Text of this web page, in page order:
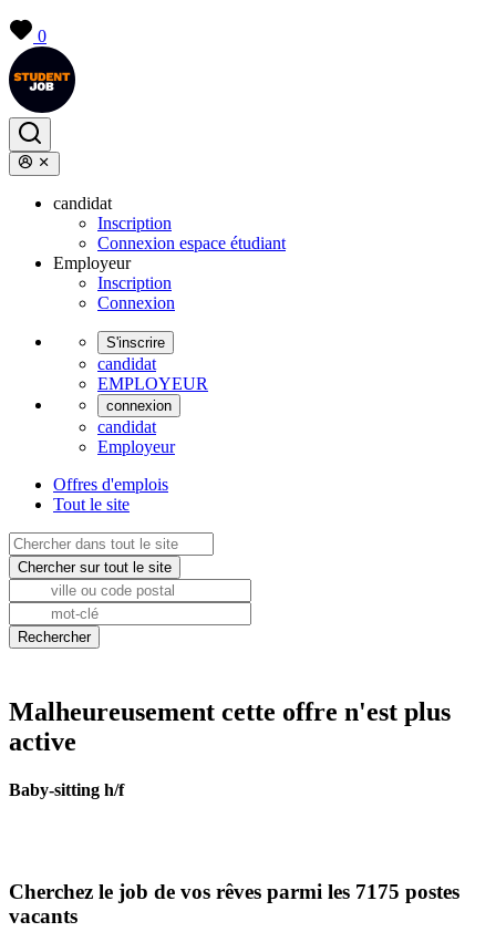
0
candidat
Inscription
Connexion espace étudiant
Employeur
Inscription
Connexion
S'inscrire
candidat
EMPLOYEUR
connexion
candidat
Employeur
Offres d'emplois
Tout le site
Malheureusement cette offre n'est plus
active
Baby-sitting h/f
Cherchez le job de vos rêves parmi les 7175 postes
vacants